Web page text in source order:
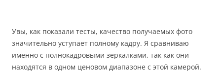
Увы, как показали тесты, качество получаемых фото
значительно уступает полному кадру. Я сравниваю
именно с полнокадровыми зеркалками, так как они
находятся в одном ценовом диапазоне с этой камерой.